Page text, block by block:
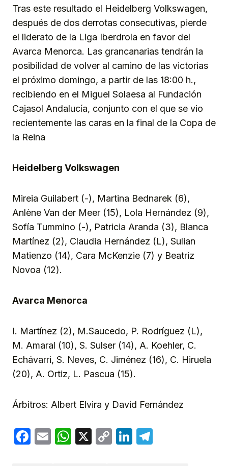
Tras este resultado el Heidelberg Volkswagen,
después de dos derrotas consecutivas, pierde
el liderato de la Liga Iberdrola en favor del
Avarca Menorca. Las grancanarias tendrán la
posibilidad de volver al camino de las victorias
el próximo domingo, a partir de las 18:00 h.,
recibiendo en el Miguel Solaesa al Fundación
Cajasol Andalucía, conjunto con el que se vio
recientemente las caras en la final de la Copa de
la Reina
Heidelberg Volkswagen
Mireia Guilabert (-), Martina Bednarek (6),
Anlène Van der Meer (15), Lola Hernández (9),
Sofía Tummino (-), Patricia Aranda (3), Blanca
Martínez (2), Claudia Hernández (L), Sulian
Matienzo (14), Cara McKenzie (7) y Beatriz
Novoa (12).
Avarca Menorca
I. Martínez (2), M.Saucedo, P. Rodríguez (L),
M. Amaral (10), S. Sulser (14), A. Koehler, C.
Echávarri, S. Neves, C. Jiménez (16), C. Hiruela
(20), A. Ortiz, L. Pascua (15).
Árbitros: Albert Elvira y David Fernández
Facebook
EmailWhatsApp
X
CopyLinkedIn